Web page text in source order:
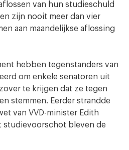
van hun studieschuld
zijn nooit meer dan vier
aan maandelijkse aflossing
hebben tegenstanders van
om enkele senatoren uit
te krijgen dat ze tegen
stemmen. Eerder strandde
van VVD-minister Edith
studievoorschot bleven de